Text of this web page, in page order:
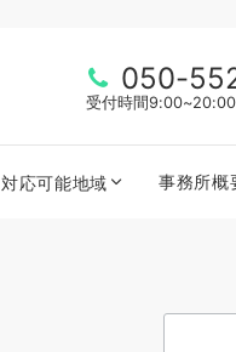
050-
受付時間9:00~20:00
対応可能地域 事務所概